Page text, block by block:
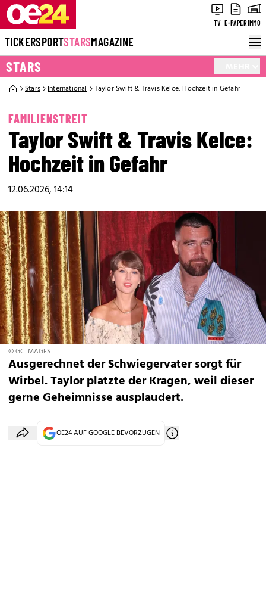
TV E-PAPERIMMO
TICKERSPORTSTARSMAGAZINE
STARS
Stars International Taylor Swift & Travis Kelce: Hochzeit in Gefahr
FAMILIENSTREIT
Taylor Swift & Travis Kelce:
Hochzeit in Gefahr
12.06.2026, 14:14
© GC IMAGES
Ausgerechnet der Schwiegervater sorgt für
Wirbel. Taylor platzte der Kragen, weil dieser
gerne Geheimnisse ausplaudert.
OE24 AUF GOOGLE BEVORZUGEN